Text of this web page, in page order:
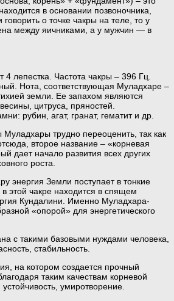
в основании позвоночника,
о точке чакры на теле, то у
между яичниками, а у мужчин — в
лепестка. Частота чакры – 396 Гц.
Нота, соответствующая Муладхаре –
земли. Ее запахом являются
цитруса, пряностей.
рубин, агат, гранат, гематит и др.
трудно переоценить, так как
второе название – «корневая
дает начало развития всех других
роста.
энергия Земли поступает в тонкие
этой чакре находится в спящем
Кундалини. Именно Муладхара-
«опорой» для энергетического
с такими базовыми нуждами человека,
стабильность.
на котором создается прочный
таким качествам корневой
умиротворение.